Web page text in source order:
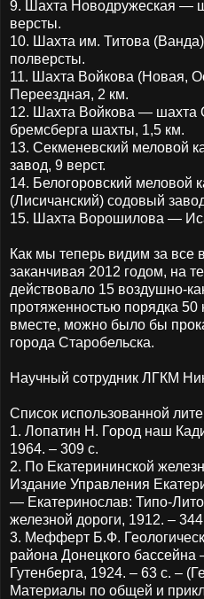
9. Шахта Новодружеская —
версты.
10. Шахта им. Титова
полверсты.
11. Шахта Войкова (Новая,
Переездная, 2 км.
12. Шахта Войкова — шахта
бремсберга шахты, 1,5 км.
13. Секменевский меловой
завод, 9 верст.
14. Белогоровский меловой
(Лисичанский) содовый
15. Шахта Ворошилова —
Как мы теперь видим за все
заканчивая 2012 годом, на
действовало 15 воздушно-
протяженностью порядка
вместе, можно было бы
города Старобельска.
Научный сотрудник ЛГКМ
Список использованной
1. Лопатин Н. Город наш
1964. – 309 с.
2. По Екатерининской
Издание Управления
— Екатеринослав: Типо-
железной дороги, 1912. – 344
3. Мефферт Б.Ф.
района Донецкого
Гутенберга, 1924. – 63 с. –
Материалы по общей и